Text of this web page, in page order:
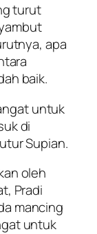
turut
apa
baik.
untuk
di
Supian.
oleh
Pradi
mancing
untuk